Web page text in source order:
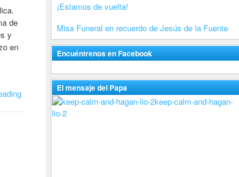
de
y
en
¡Estamos de vuelta!
Misa Funeral en recuerdo de Jesús de la Fuente
Encuéntrenos en Facebook
El mensaje del Papa
keep-calm-and-hagan-
lio-2